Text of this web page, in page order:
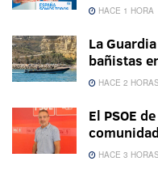
HACE 1 HORA
La
bañistas
HACE 2 HORAS
El PSOE
HACE 3 HORAS